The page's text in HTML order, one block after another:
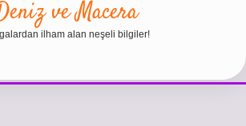
ve Macera
ilham alan neşeli bilgiler!